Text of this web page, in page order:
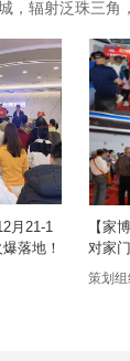
，辐射泛珠三角
月21-1
落地！
【家
对家
地啦！
策划